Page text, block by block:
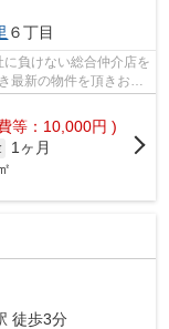
６丁目
負けない総合仲介店を
最新の物件を頂きお客
等：10,000円 )
1ヶ月
徒歩3分